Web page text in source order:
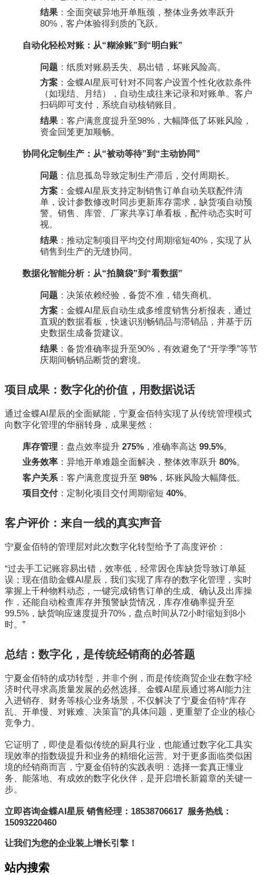
结果 ：全面突破异地开单瓶颈，整体业务效率跃升
80%，客户体验得到质的飞跃。
自动化轻松对账：从“糊涂账”到“明白账”
问题 ：纸质对账易丢失、易出错，坏账风险高。
方案 ：金蝶AI星辰可针对不同客户设置个性化收款条件
（如现结、月结），自动生成往来记录和对账单。客户
扫码即可支付，系统自动核销账目。
结果 ：客户满意度提升至98%，大幅降低了坏账风险，
资金回笼更加顺畅。
协同化定制生产：从“被动等待”到“主动协同”
问题 ：信息孤岛导致定制生产滞后，交付周期长。
方案 ：金蝶AI星辰支持定制销售订单自动关联配件清
单，设计参数修改时同步更新库存需求，缺货项自动预
警。销售、库管、厂家共享订单看板，配件动态实时可
视。
结果 ：推动定制项目平均交付周期缩短40%，实现了从
销售到生产的无缝协同。
数据化智能分析：从“拍脑袋”到“看数据”
问题 ：决策依赖经验，备货不准，错失商机。
方案 ：金蝶AI星辰自动生成多维度销售分析报表，通过
直观的数据看板，快速识别畅销品与滞销品，并基于历
史数据生成备货建议。
结果 ：备货准确率提升至90%，有效避免了“开学季”等节
庆期间畅销品断货的窘境。
项目成果：数字化的价值，用数据说话
通过金蝶AI星辰的全面赋能，宁夏金佰特实现了从传统管理模式
向数字化管理的华丽转身，成果斐然：
库存管理 ：盘点效率提升 275% ，准确率高达 99.5%。
业务效率 ：异地开单难题全面解决，整体效率跃升 80%。
客户关系 ：客户满意度提升至 98% ，坏账风险大幅降低。
项目交付：定制化项目交付周期缩短 40%。
客户评价：来自一线的真实声音
宁夏金佰特的管理层对此次数字化转型给予了高度评价：
“过去手工记账容易出错，效率低，经常因仓库缺货导致订单延
误；现在借助金蝶AI星辰，我们实现了库存的数字化管理，实时
掌握上千种物料动态，一键完成销售订单的生成、确认及出库操
作，还能自动检查库存并预警缺货情况，库存准确率提升至
99.5%，缺货响应速度提升70%，盘点时间从72小时缩短到8小
时。”
总结：数字化，是传统经销商的必答题
宁夏金佰特的成功转型，并非个例，而是传统商贸企业在数字经
济时代寻求高质量发展的必然选择。金蝶AI星辰通过将AI能力注
入进销存、财务等核心业务场景，不仅解决了宁夏金佰特“库存
乱、开单慢、对账难、决策盲”的具体问题，更重塑了企业的核心
竞争力。
它证明了，即使是看似传统的厨具行业，也能通过数字化工具实
现效率的指数级提升和业务的精细化运营。对于更多面临类似困
境的经销商而言，宁夏金佰特的实践表明：选择一套真正懂业
务、能落地、有成效的数字化伙伴，是开启增长新篇章的关键一
步。
立即咨询金蝶AI星辰 销售经理：18538706617 服务热线：
15093220460
让我们为您的企业装上增长引擎！
站内搜索